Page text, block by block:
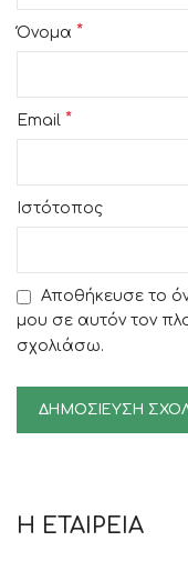
Όνομα *
Email *
Ιστότοπος
Αποθήκευσε το
μου σε αυτόν τον
σχολιάσω.
Η ΕΤΑΙΡΕΙΑ